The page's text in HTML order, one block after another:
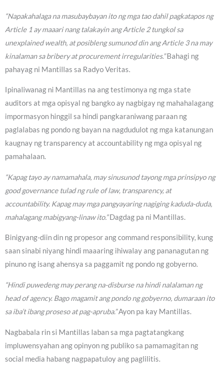
“Napakahalaga na masubaybayan ito ng mga tao dahil pagkatapos ng
Article 1 ay maaari nang talakayin ang Article 2 tungkol sa
unexplained wealth, at posibleng sumunod din ang Article 3 na may
kinalaman sa bribery at procurement irregularities.”Bahagi ng
pahayag ni Mantillas sa Radyo Veritas.
Ipinaliwanag ni Mantillas na ang testimonya ng mga state
auditors at mga opisyal ng bangko ay nagbigay ng mahahalagang
impormasyon hinggil sa hindi pangkaraniwang paraan ng
paglalabas ng pondo ng bayan na nagdudulot ng mga katanungan
kaugnay ng transparency at accountability ng mga opisyal ng
pamahalaan.
“Kapag tayo ay namamahala, may sinusunod tayong mga prinsipyo ng
good governance tulad ng rule of law, transparency, at
accountability. Kapag may mga pangyayaring nagiging kaduda-duda,
mahalagang mabigyang-linaw ito.”Dagdag pa ni Mantillas.
Binigyang-diin din ng propesor ang command responsibility, kung
saan sinabi niyang hindi maaaring ihiwalay ang pananagutan ng
pinuno ng isang ahensya sa paggamit ng pondo ng gobyerno.
“Hindi puwedeng may perang na-disburse na hindi nalalaman ng
head of agency. Bago magamit ang pondo ng gobyerno, dumaraan ito
sa iba’t ibang proseso at pag-apruba.”Ayon pa kay Mantillas.
Nagbabala rin si Mantillas laban sa mga pagtatangkang
impluwensyahan ang opinyon ng publiko sa pamamagitan ng
social media habang nagpapatuloy ang paglilitis.